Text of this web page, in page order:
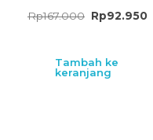
Rp167.000 Rp92.950
Tambah ke
keranjang